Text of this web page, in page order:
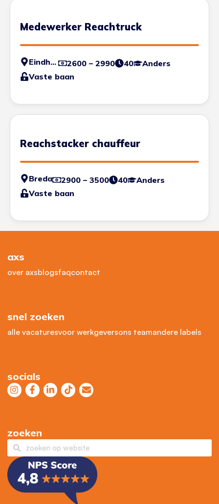
Medewerker Reachtruck
Eindhoven 2600 – 2990 40
Anders
Vaste baan
Reachstacker chauffeur
Breda 2900 – 3500 40
Anders
Vaste baan
axs
over axsblogsfaqcontact
snel zoeken
alle vacaturesvoor werkgeversons teamandere labels
socials
zoeken